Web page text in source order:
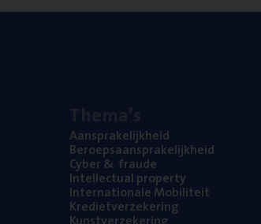
Aan­spra­ke­lijk­heid
Beroeps­aan­spra­ke­lijk­heid
Cyber& fraude
Intel­lec­tu­al property
Inter­na­ti­o­na­le Mobiliteit
Kre­diet­ver­ze­ke­ring